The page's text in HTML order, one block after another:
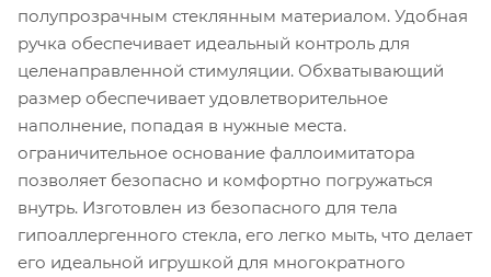
полупрозрачным стеклянным материалом. Удобная
ручка обеспечивает идеальный контроль для
целенаправленной стимуляции. Обхватывающий
размер обеспечивает удовлетворительное
наполнение, попадая в нужные места.
ограничительное основание фаллоимитатора
позволяет безопасно и комфортно погружаться
внутрь. Изготовлен из безопасного для тела
гипоаллергенного стекла, его легко мыть, что делает
его идеальной игрушкой для многократного